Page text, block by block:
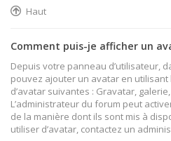
Haut
Comment puis-je afficher un
Depuis votre panneau d’utilisateur,
pouvez ajouter un avatar en utilisant
d’avatar suivantes : Gravatar,
L’administrateur du forum peut
de la manière dont ils sont mis à
utiliser d’avatar, contactez un